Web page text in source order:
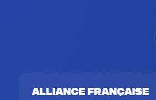
Alliance Française